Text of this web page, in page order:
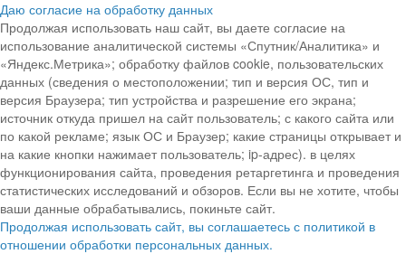
Даю согласие на обработку данных
Продолжая использовать наш сайт, вы даете согласие на
использование аналитической системы «Спутник/Аналитика» и
«Яндекс.Метрика»; обработку файлов cookie, пользовательских
данных (сведения о местоположении; тип и версия ОС, тип и
версия Браузера; тип устройства и разрешение его экрана;
источник откуда пришел на сайт пользователь; с какого сайта или
по какой рекламе; язык ОС и Браузер; какие страницы открывает и
на какие кнопки нажимает пользователь; ip-адрес). в целях
функционирования сайта, проведения ретаргетинга и проведения
статистических исследований и обзоров. Если вы не хотите, чтобы
ваши данные обрабатывались, покиньте сайт.
Продолжая использовать сайт, вы соглашаетесь с политикой в
отношении обработки персональных данных.